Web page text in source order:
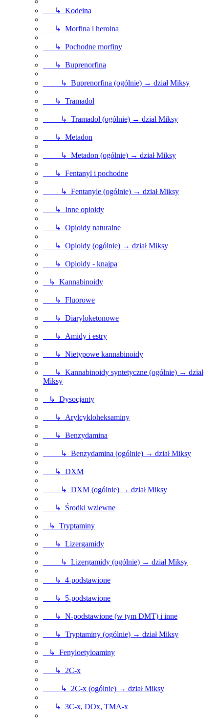
↳ Kodeina
↳ Morfina i heroina
↳ Pochodne morfiny
↳ Buprenorfina
↳ Buprenorfina (ogólnie) → dział Miksy
↳ Tramadol
↳ Tramadol (ogólnie) → dział Miksy
↳ Metadon
↳ Metadon (ogólnie) → dział Miksy
↳ Fentanyl i pochodne
↳ Fentanyle (ogólnie) → dział Miksy
↳ Inne opioidy
↳ Opioidy naturalne
↳ Opioidy (ogólnie) → dział Miksy
↳ Opioidy - knajpa
↳ Kannabinoidy
↳ Fluorowe
↳ Diaryloketonowe
↳ Amidy i estry
↳ Nietypowe kannabinoidy
↳ Kannabinoidy syntetyczne (ogólnie) → dział
Miksy
↳ Dysocjanty
↳ Arylcykloheksaminy
↳ Benzydamina
↳ Benzydamina (ogólnie) → dział Miksy
↳ DXM
↳ DXM (ogólnie) → dział Miksy
↳ Środki wziewne
↳ Tryptaminy
↳ Lizergamidy
↳ Lizergamidy (ogólnie) → dział Miksy
↳ 4-podstawione
↳ 5-podstawione
↳ N-podstawione (w tym DMT) i inne
↳ Tryptaminy (ogólnie) → dział Miksy
↳ Fenyloetyloaminy
↳ 2C-x
↳ 2C-x (ogólnie) → dział Miksy
↳ 3C-x, DOx, TMA-x